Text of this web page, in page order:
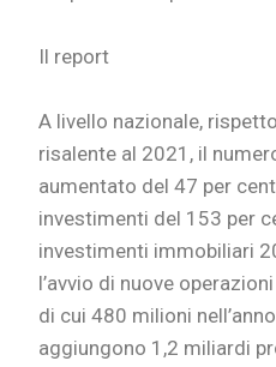
Il report
A livello nazionale,
risalente al 2021, il
aumentato del 47 per
investimenti del 153 per
investimenti immobiliari
l’avvio di nuove
di cui 480 milioni
aggiungono 1,2 miliardi